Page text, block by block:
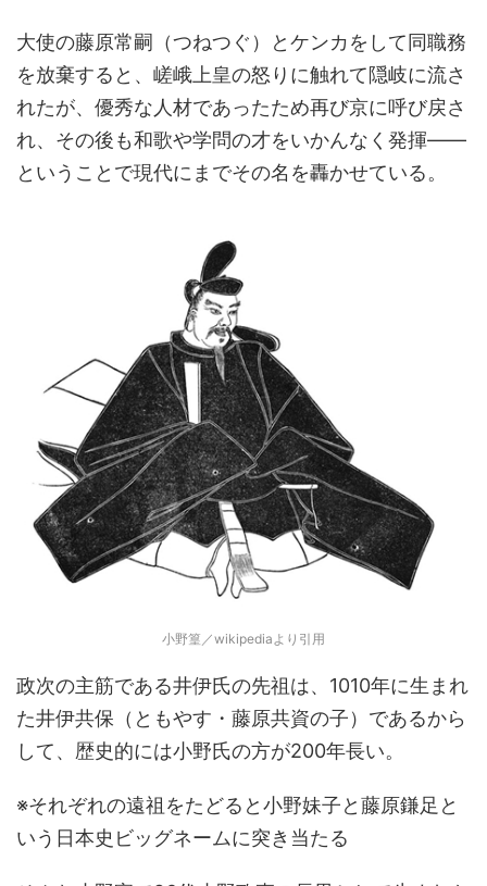
大使の藤原常嗣（つねつぐ）とケンカをして同職務
を放棄すると、嵯峨上皇の怒りに触れて隠岐に流さ
れたが、優秀な人材であったため再び京に呼び戻さ
れ、その後も和歌や学問の才をいかんなく発揮――
ということで現代にまでその名を轟かせている。
小野篁／wikipediaより引用
政次の主筋である井伊氏の先祖は、1010年に生まれ
た井伊共保（ともやす・藤原共資の子）であるから
して、歴史的には小野氏の方が200年長い。
※それぞれの遠祖をたどると小野妹子と藤原鎌足と
いう日本史ビッグネームに突き当たる